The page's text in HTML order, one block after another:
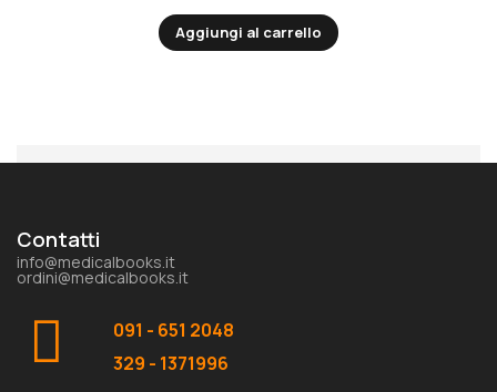
Aggiungi al carrello
Contatti
info@medicalbooks.it
ordini@medicalbooks.it
091 - 651 2048
329 - 1371996